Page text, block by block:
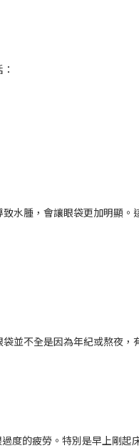
水腫，會讓眼袋更加明顯
並不全是因為年紀或熬夜，
度的疲勞。特別是早上剛起